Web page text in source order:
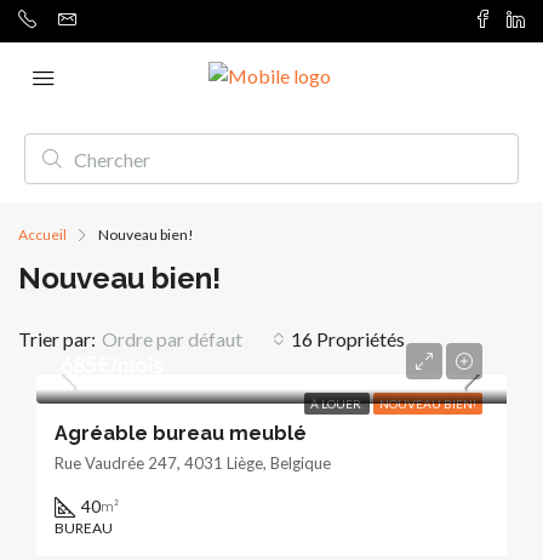
Accueil Nouveau bien!
Nouveau bien!
16 Propriétés
Trier par: Ordre par défaut
À LOUER NOUVEAU BIEN!
Agréable bureau meublé
Rue Vaudrée 247, 4031 Liège, Belgique
40m²
BUREAU